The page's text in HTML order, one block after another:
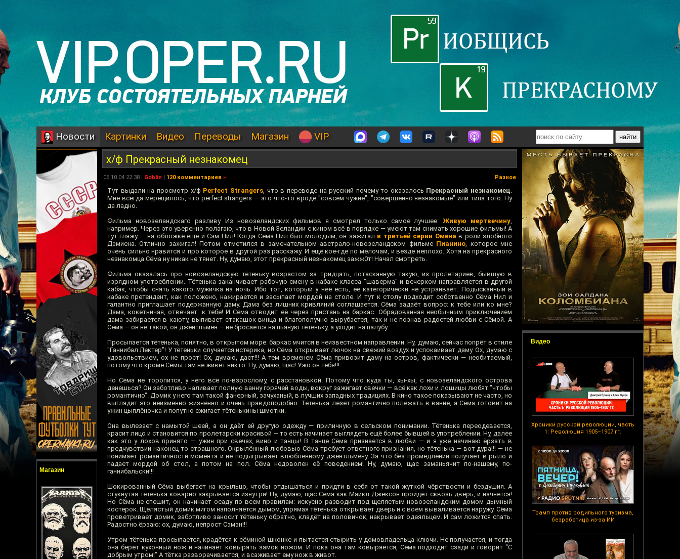
Новости Картинки Видео Переводы Магазин VIP
Магазин
Видео
Хроники русской революции, часть
1: Революция 1905–1907 гг.
Трамп против родильного туризма,
безработица из-за ИИ
х/ф Прекрасный незнакомец
06.10.04 22:38 | Goblin | 120 комментариев » Разное
Тут выдали на просмотр х/ф Perfect Strangers, что в переводе на русский почему-то оказалось Прекрасный незнакомец.
Мне всегда мерещилось, что perfect strangers — это что-то вроде "совсем чужие", "совершенно незнакомые" или типа того. Ну
да ладно.
Фильма новозеландскаго разливу. Из новозеландских фильмов я смотрел только самое лучшее:Живую мертвечину,
например. Через это уверенно полагаю, что в Новой Зеландии с кином всё в порядке — умеют там снимать хорошие фильмы! А
тут гляжу — на обложке ещё и Сэм Нил! Когда Сёма Нил был молодым, он зажигал в третьей серии Омена в роли злобного
Дэмиена. Отлично зажигал! Потом отметился в замечательном австрало-новозеландском фильме Пианино, которое мне
очень сильно нравится и про которое в другой раз расскажу. И ещё кое-где по мелочам, и везде неплохо. Хотя на прекрасного
незнакомца Сёма ну никак не тянет. Ну, думаю, этот прекрасный незнакомец зажж0т! Начал смотреть.
Фильма оказалась про новозеландскую тётеньку возрастом за тридцать, потасканную такую, из пролетариев, бывшую в
изрядном употреблении. Тётенька заканчивает рабочую смену в кабаке класса "шаверма" и вечерком направляется в другой
кабак, чтобы снять какого мужичка на ночь. Ибо тот, который у неё есть, её категорически не устраивает. Подысканный в
кабаке претендент, как положено, нажирается и засыпает мордой на столе. И тут к столу подходит собственно Сёма Нил и
галантно приглашает подержанную даму. Дама без лишних кривляний соглашается. Сёма задаёт вопрос: к тебе или ко мне?
Дама, кокетничая, отвечает: к тебе! И Сёма отводит её через пристань на баркас. Обрадованная необычным приключением
дама забирается в каюту, выпивает стакашок винца и благополучно вырубается, так и не познав радостей любви с Сёмой. А
Сёма — он не такой, он джентльмен — не бросается на пьяную тётеньку, а уходит на палубу.
Просыпается тётенька, понятно, в открытом море: баркас мчится в неизвестном направлении. Ну, думаю, сейчас попрёт в стиле
"Ганнибал Лектер"! У тётеньки случается истерика, но Сёма открывает лючок на свежий воздух и успокаивает даму. Ох, думаю с
удовольствием, ох не прост! Ох, думаю, даст!!! А тем временем Сёма привозит даму на остров, фактически — необитаемый,
потому что кроме Сёмы там не живёт никто. Ну, думаю, щас! Ужо он тебя!!!
Но Сёма не торопится, у него всё по-взрослому, с расстановкой. Потому что куда ты, хы-хы, с новозеландского острова
денешься? Он заботливо наливает полную ванну горячей воды, вокруг зажигает свечки — всё как лохи и лошицы любят "чтобы
романтично". Домик у него там такой фанерный, зачуханый, в лучших западных традициях. В кино такое показывают не часто, но
выглядит это неизменно жизненно и очень правдоподобно. Тётенька лезет романтично полежать в ванне, а Сёма готовит на
ужин цыплёночка и попутно сжигает тётенькины шмотки.
Она вылезает с намытой шеей, а он даёт ей другую одежду — приличную в сельском понимании. Тётенька переодевается,
красит лицо и становится по пролетарски красивой — то есть начинает выглядеть ещё более бывшей в употреблении. Ну, далее
как это у лохов принято — ужин при свечах, вино и танцы! В танце Сёма признаётся в любви — и я уже начинаю ёрзать в
предчувствии наконец-то страшного. Окрылённый любовью Сёма требует ответного признания, но тётенька — вот дура!!! — не
понимает романтичности момента и не подыгрывает влюблённому джентльмену. За что без промедлений получает в рыло и
падает мордой об стол, а потом на пол. Сёма недоволен её поведением! Ну, думаю, щас заманьячит по-нашему, по-
ганнибальски!!!
Шокированный Сёма выбегает на крыльцо, чтобы отдышаться и придти в себя от такой жуткой чёрствости и бездушия. А
стукнутая тётенька коварно закрывается изнутри! Ну, думаю, щас Сёма как Майкл Джексон пройдёт сквозь дверь, и начнётся!
Но Сёма не спешит, он начинает осаду по всем правилам: искусно разводит под щелястым новозеландским домом дымный
костерок. Щелястый домик мигом наполняется дымом, упрямая тётенька открывает дверь и с воем вываливается наружу. Сёма
проветривает домик, заботливо заносит тётеньку обратно, кладёт на половичок, накрывает одеяльцем. И сам ложится спать.
Радостно ёрзаю: ох, думаю, непрост Сэмэн!!!
Утром тётенька просыпается, крадётся к сёминой шконке и пытается стырить у домовладельца ключи. Не получается, и тогда
она берёт кухонный нож и начинает ковырять замок ножом. И пока она там ковыряется, Сёма подходит сзади и говорит "С
добрым утром!" А тётка разворачивается, и всаживает ему нож в живот.